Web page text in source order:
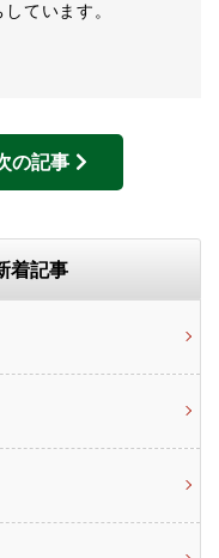
ています。
の記事
着記事